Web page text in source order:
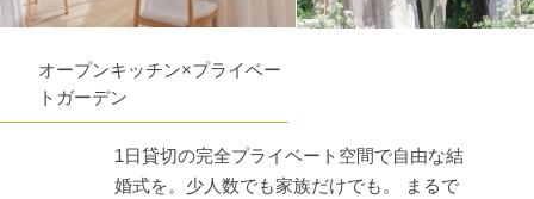
オープンキッチン×プライベー
トガーデン
1日貸切の完全プライベート空間で自由な結
婚式を。少人数でも家族だけでも。 まるで